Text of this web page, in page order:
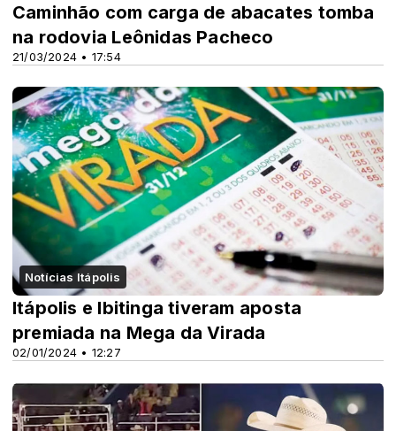
21/03/2024 • 17:54
Caminhão com carga de abacates tomba
na rodovia Leônidas Pacheco
Notícias Itápolis
02/01/2024 • 12:27
Itápolis e Ibitinga tiveram aposta
premiada na Mega da Virada